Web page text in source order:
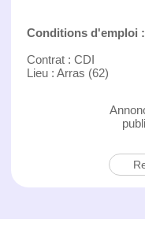
Conditions d'emploi :
Contrat : CDI
Lieu : Arras (62)